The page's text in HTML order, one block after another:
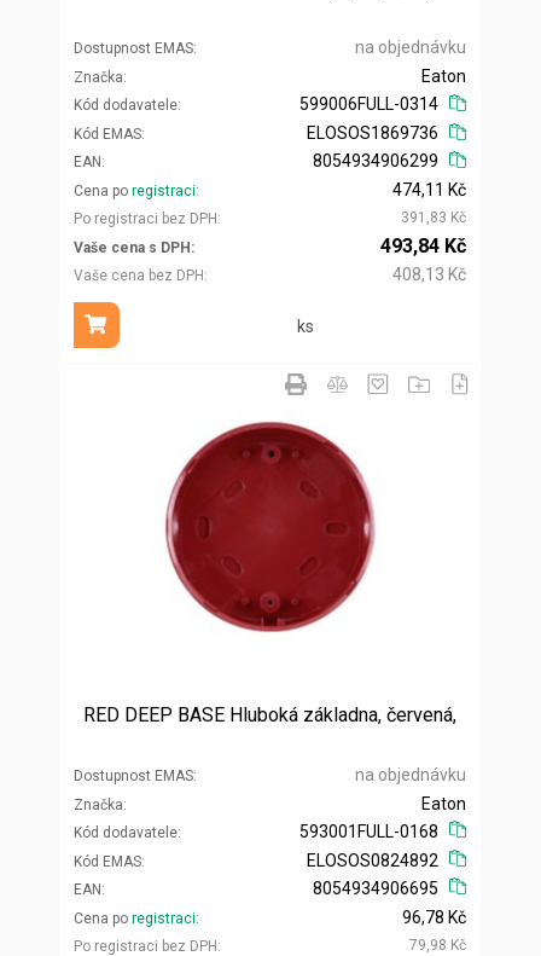
Dostupnost EMAS na objednávku
Značka
Kód dodavatele
Eaton
599006FULL-0314
Kód EMAS
EAN
ELOSOS1869736
8054934906299
Cena po registraci
Po registraci bez DPH
474,11 Kč
391,83 Kč
Vaše cena s DPH
Vaše cena bez DPH
493,84 Kč
408,13 Kč
ks
Přidat do košíku
RED DEEP BASE Hluboká základna, červená,
Dostupnost EMAS na objednávku
Značka
Kód dodavatele
Eaton
593001FULL-0168
Kód EMAS
EAN
ELOSOS0824892
8054934906695
Cena po registraci
Po registraci bez DPH
96,78 Kč
79,98 Kč